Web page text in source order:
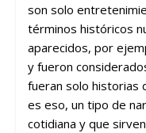
son solo
términos históricos
aparecidos, por
y fueron
fueran solo historias
es eso, un tipo de
cotidiana y que